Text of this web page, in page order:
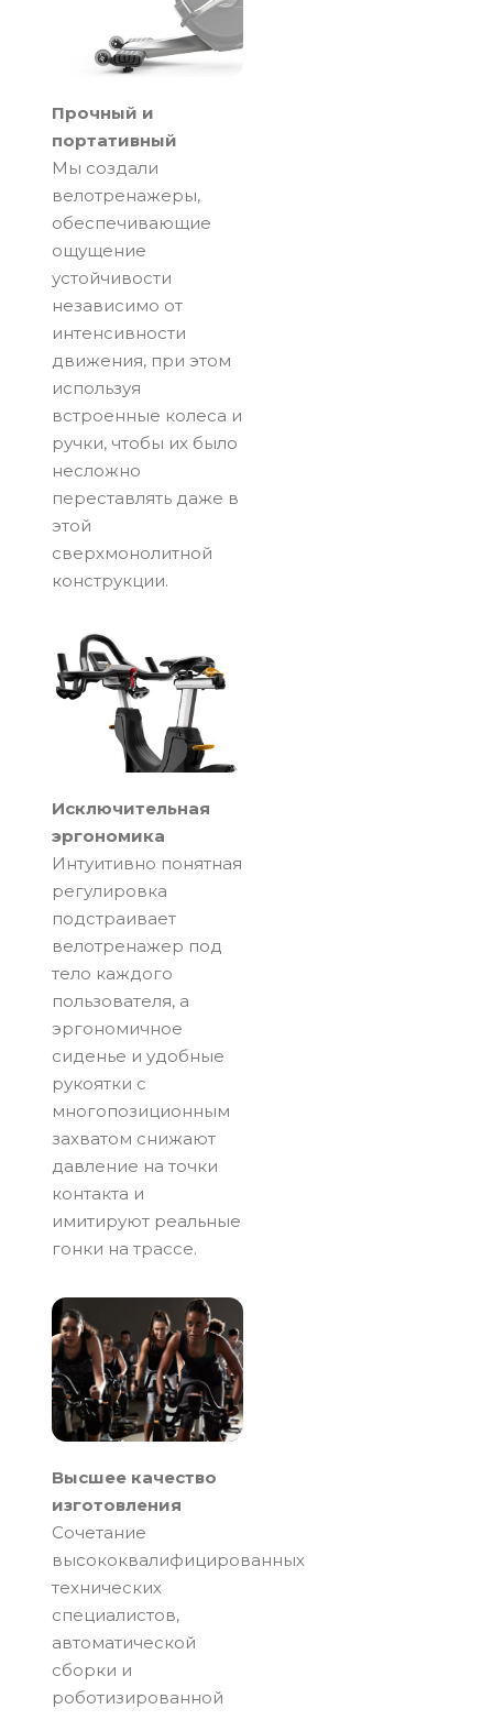
Прочный и
портативный
Мы создали
велотренажеры,
обеспечивающие
ощущение
устойчивости
независимо от
интенсивности
движения, при этом
используя
встроенные колеса и
ручки, чтобы их было
несложно
переставлять даже в
этой
сверхмонолитной
конструкции.
Исключительная
эргономика
Интуитивно понятная
регулировка
подстраивает
велотренажер под
тело каждого
пользователя, а
эргономичное
сиденье и удобные
рукоятки с
многопозиционным
захватом снижают
давление на точки
контакта и
имитируют реальные
гонки на трассе.
Высшее качество
изготовления
Сочетание
высококвалифицированных
технических
специалистов,
автоматической
сборки и
роботизированной